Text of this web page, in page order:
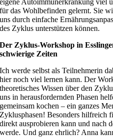
für das Wohlbefinden gelernt. Sie
uns durch einfache
des Zyklus unterstützen können.
Der Zyklus-Workshop in
schwierige Zeiten
Ich werde selbst als Teilnehmerin
hier noch viel lernen kann. Der
theoretisches Wissen über den
uns in herausfordernden Phasen
gemeinsam kochen – ein ganzes
Zyklusphasen! Besonders hilfreich
direkt ausprobieren kann und nach
werde. Und ganz ehrlich? Anna